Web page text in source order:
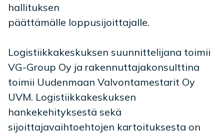
hallituksen
päättämälle loppusijoittajalle.
Logistiikkakeskuksen suunnittelijana toimii
VG-Group Oy ja rakennuttajakonsulttina
toimii Uudenmaan Valvontamestarit Oy
UVM. Logistiikkakeskuksen
hankekehityksestä sekä
sijoittajavaihtoehtojen kartoituksesta on